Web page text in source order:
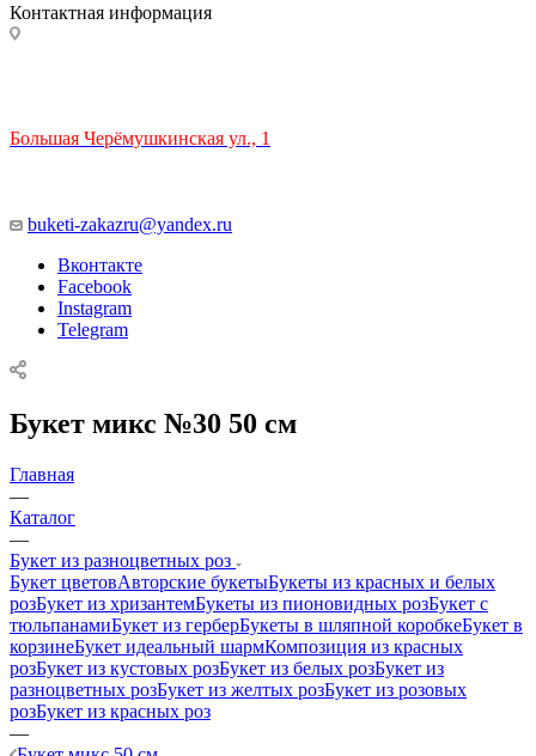
Контактная информация
Большая Черёмушкинская ул., 1
buketi-zakazru@yandex.ru
Вконтакте
Facebook
Instagram
Telegram
Букет микс №30 50 см
Главная
—
Каталог
—
Букет из разноцветных роз
Букет цветовАвторские букетыБукеты из красных и белых
розБукет из хризантемБукеты из пионовидных розБукет с
тюльпанамиБукет из герберБукеты в шляпной коробкеБукет в
корзинеБукет идеальный шармКомпозиция из красных
розБукет из кустовых розБукет из белых розБукет из
разноцветных розБукет из желтых розБукет из розовых
розБукет из красных роз
—